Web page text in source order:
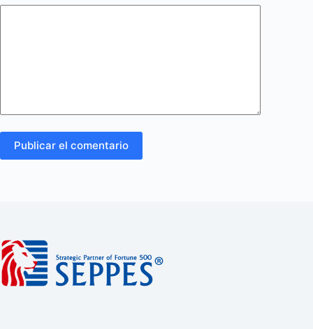
Publicar el comentario